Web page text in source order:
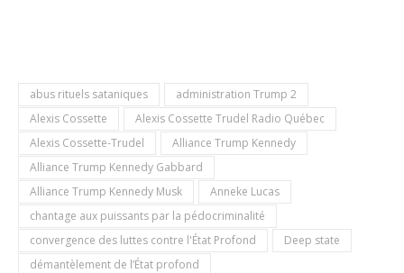
abus rituels sataniques
administration Trump 2
Alexis Cossette
Alexis Cossette Trudel Radio Québec
Alexis Cossette-Trudel
Alliance Trump Kennedy
Alliance Trump Kennedy Gabbard
Alliance Trump Kennedy Musk
Anneke Lucas
chantage aux puissants par la pédocriminalité
convergence des luttes contre l'État Profond
Deep state
démantèlement de l’État profond